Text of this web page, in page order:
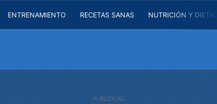
ENTRENAMIENTO RECETAS SANAS NUTRICIÓN Y